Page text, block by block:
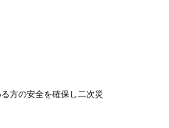
方の安全を確保し二次災